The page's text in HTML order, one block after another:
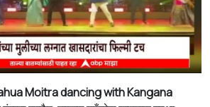
Moitra dancing with Kangana